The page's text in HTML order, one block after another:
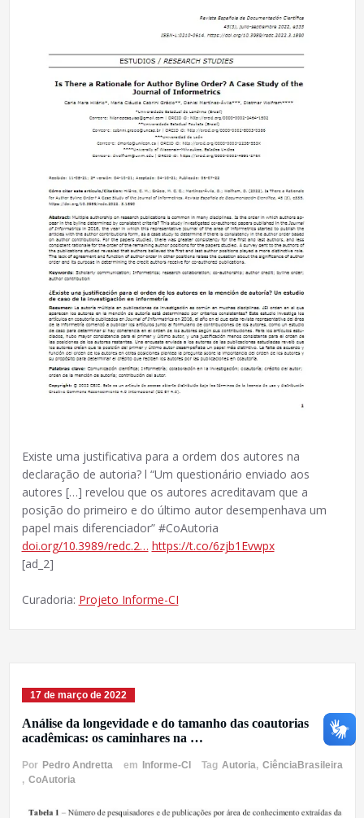
Existe uma justificativa para a ordem dos autores na
declaração de autoria? l “Um questionário enviado aos
autores […] revelou que os autores acreditavam que a
posição do primeiro e do último autor desempenhava um
papel mais diferenciador” #CoAutoria
doi.org/10.3989/redc.2… https://t.co/6zjb1Evwpx
[ad_2]
Curadoria: Projeto Informe-CI
17 de março de 2022
Análise da longevidade e do tamanho das coautorias
acadêmicas: os caminhares na …
Por Pedro Andretta em Informe-CI Tag Autoria, CiênciaBrasileira
, CoAutoria